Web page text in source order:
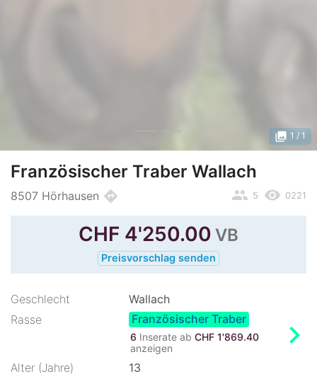
photo_library 1 / 1
Französischer Traber Wallach
8507 Hörhausen directions remove_red_eye 0221
people 5
CHF 4'250.00 VB
Preisvorschlag senden
Geschlecht
Wallach
Rasse
Französischer Traber
6 Inserate ab CHF 1'869.40
anzeigen
chevron_right
Alter (Jahre) 13